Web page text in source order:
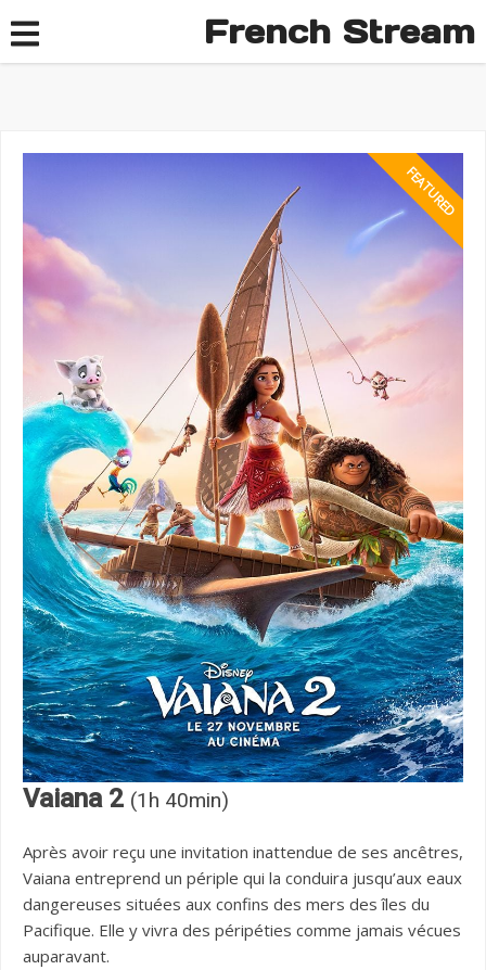
French Stream
Vaiana 2 (1h 40min)
Après avoir reçu une invitation inattendue de ses ancêtres,
Vaiana entreprend un périple qui la conduira jusqu’aux eaux
dangereuses situées aux confins des mers des îles du
Pacifique. Elle y vivra des péripéties comme jamais vécues
auparavant.